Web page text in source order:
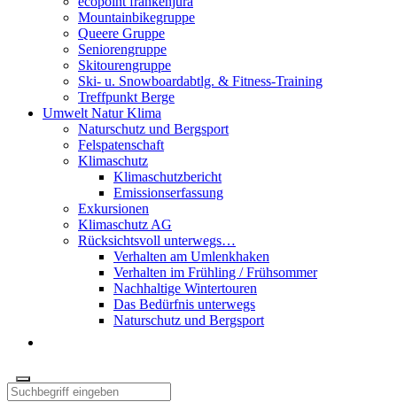
Mountainbikegruppe
Queere Gruppe
Seniorengruppe
Skitourengruppe
Ski- u. Snowboardabtlg. & Fitness-Training
Treffpunkt Berge
Umwelt Natur Klima
Naturschutz und Bergsport
Felspatenschaft
Klimaschutz
Klimaschutzbericht
Emissionserfassung
Exkursionen
Klimaschutz AG
Rücksichtsvoll unterwegs…
Verhalten am Umlenkhaken
Verhalten im Frühling / Frühsommer
Nachhaltige Wintertouren
Das Bedürfnis unterwegs
Naturschutz und Bergsport